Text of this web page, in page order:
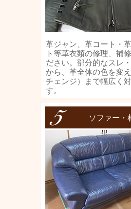
革ジャン、革コート・
ト等革衣類の修理、補
ださい。部分的なスレ
から、革全体の色を変
チェンジ）まで幅広く
す。
ソファー・